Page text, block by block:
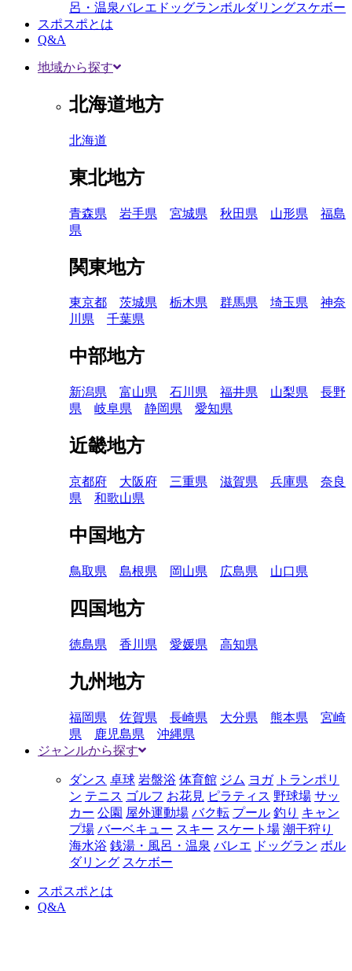
呂・温泉バレエ ドッグランボルダリングスケボー
スポスポとは
Q&A
地域から探す
北海道地方
北海道
東北地方
青森県 岩手県 宮城県 秋田県 山形県
福島
県
関東地方
東京都 茨城県 栃木県 群馬県 埼玉県
神奈
川県
千葉県
中部地方
新潟県 富山県 石川県 福井県 山梨県
長野
県
岐阜県 静岡県 愛知県
近畿地方
京都府 大阪府 三重県 滋賀県 兵庫県
奈良
県
和歌山県
中国地方
鳥取県 島根県 岡山県 広島県 山口県
四国地方
徳島県 香川県 愛媛県 高知県
九州地方
福岡県 佐賀県 長崎県 大分県 熊本県
宮崎
県
鹿児島県
沖縄県
ジャンルから探す
ダンス 卓球 岩盤浴 体育館 ジム ヨガ トランポリ
ン テニス ゴルフ お花見 ピラティス 野球場 サッ
カー 公園 屋外運動場 バク転 プール 釣り キャン
プ場 バーベキュー スキー スケート場 潮干狩り
海水浴 銭湯・風呂・温泉 バレエ ドッグラン ボル
ダリング スケボー
スポスポとは
Q&A